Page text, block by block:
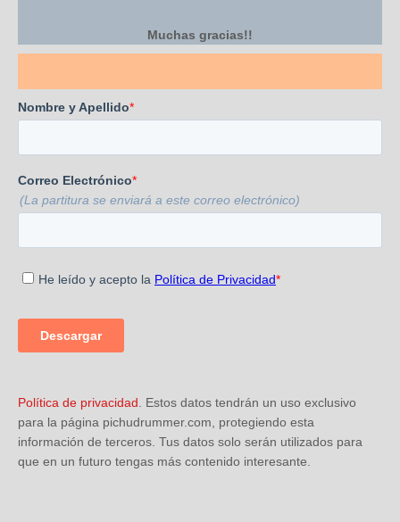
Muchas gracias!!
Política de privacidad . Estos datos tendrán un uso exclusivo
para la página pichudrummer.com, protegiendo esta
información de terceros. Tus datos solo serán utilizados para
que en un futuro tengas más contenido interesante.